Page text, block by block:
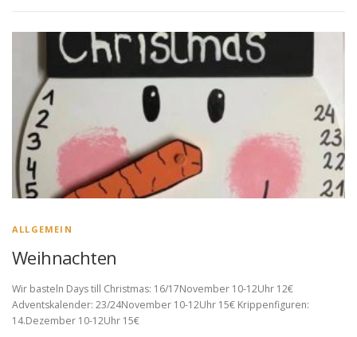
ALLGEMEIN
Weihnachten
Wir basteln Days till Christmas: 16/17November 10-12Uhr 12€
Adventskalender: 23/24November 10-12Uhr 15€ Krippenfiguren:
14.Dezember 10-12Uhr 15€